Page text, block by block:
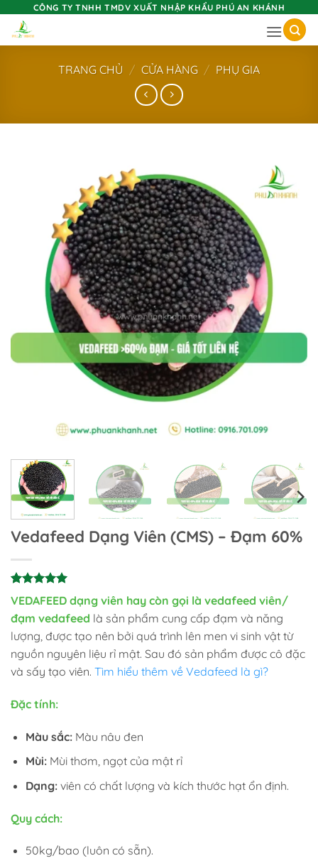
content
CÔNG TY TNHH TMDV XUẤT NHẬP KHẨU PHÚ AN KHÁNH
TRANG CHỦ / CỬA HÀNG / PHỤ GIA
Vedafeed Dạng Viên (CMS) – Đạm 60%
5 trên 5
dựa trên
16
đánh giá
VEDAFEED dạng viên hay còn gọi là vedafeed viên/
đạm vedafeed là sản phẩm cung cấp đạm và năng
lượng, được tạo nên bởi quá trình lên men vi sinh vật từ
nguồn nguyên liệu rỉ mật. Sau đó sản phẩm được cô đặc
và sấy tạo viên. Tìm hiểu thêm về Vedafeed là gì?
Đặc tính:
Màu sắc:Màu nâu đen
Mùi: Mùi thơm, ngọt của mật rỉ
Dạng:viên có chất lượng và kích thước hạt ổn định.
Quy cách:
50kg/bao (luôn có sẵn).